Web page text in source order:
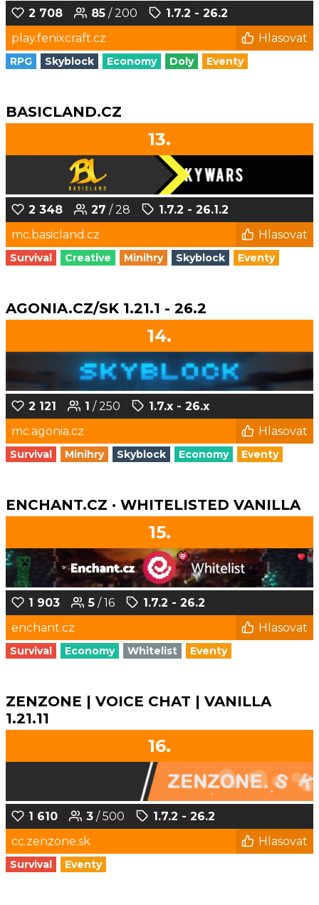
2 708 85 / 200
1.7.2 - 26.2
play.fenixcraft.cz
Hlasovat
RPG Skyblock Economy Doly Eventy
BASICLAND.CZ
13.
2 348 27 / 28
1.7.2 - 26.1.2
mc.basicland.cz
Hlasovat
Survival Creative Minihry Skyblock Eventy
AGONIA.CZ/SK 1.21.1 - 26.2
14.
2 121 1 / 250
1.7.x - 26.x
mc.agonia.cz
Hlasovat
Survival Minihry Skyblock Economy Eventy
ENCHANT.CZ · WHITELISTED VANILLA
15.
1 903 5 / 16
1.7.2 - 26.2
enchant.cz
Hlasovat
Survival Economy Whitelist Eventy
ZENZONE | VOICE CHAT | VANILLA
1.21.11
16.
1 610 3 / 500
1.7.2 - 26.2
cc.zenzone.sk
Hlasovat
Survival Eventy